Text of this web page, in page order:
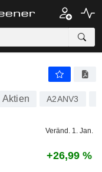
Aktien A2ANV3
Veränd. 1. Jan.
+26,99 %